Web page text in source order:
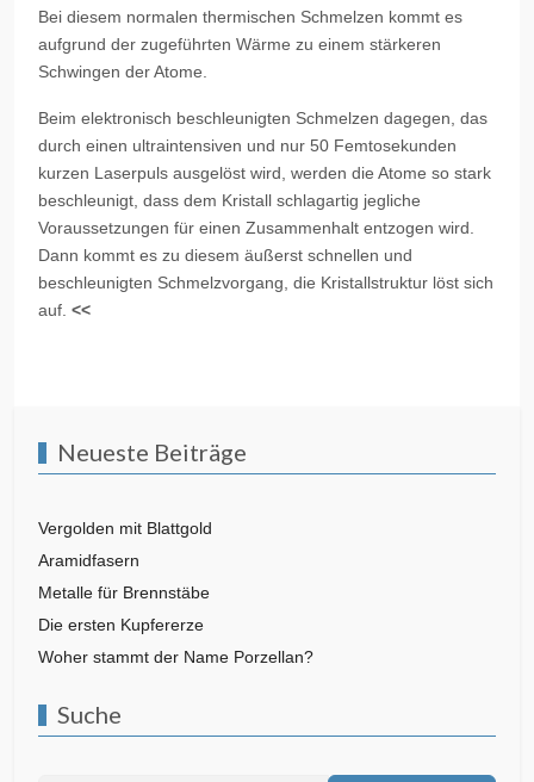
Bei diesem normalen thermischen Schmelzen kommt es
aufgrund der zugeführten Wärme zu einem stärkeren
Schwingen der Atome.
Beim elektronisch beschleunigten Schmelzen dagegen, das
durch einen ultraintensiven und nur 50 Femtosekunden
kurzen Laserpuls ausgelöst wird, werden die Atome so stark
beschleunigt, dass dem Kristall schlagartig jegliche
Voraussetzungen für einen Zusammenhalt entzogen wird.
Dann kommt es zu diesem äußerst schnellen und
beschleunigten Schmelzvorgang, die Kristallstruktur löst sich
auf. <<
Neueste Beiträge
Vergolden mit Blattgold
Aramidfasern
Metalle für Brennstäbe
Die ersten Kupfererze
Woher stammt der Name Porzellan?
Suche